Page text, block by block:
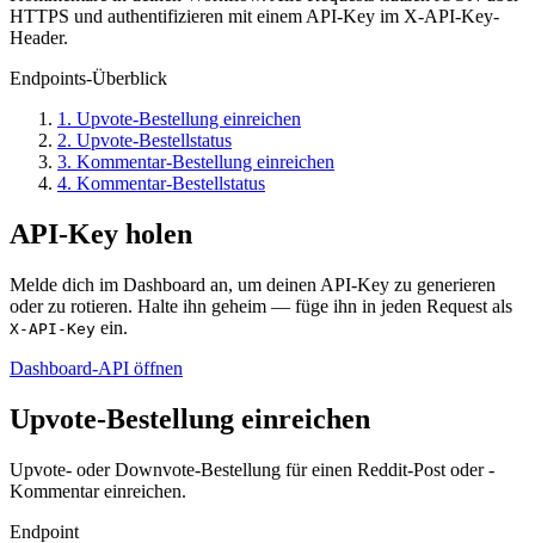
HTTPS und authentifizieren mit einem API-Key im X-API-Key-
Header.
Endpoints-Überblick
1 . Upvote-Bestellung einreichen
2. Upvote-Bestellstatus
3. Kommentar-Bestellung einreichen
4. Kommentar-Bestellstatus
API-Key holen
Melde dich im Dashboard an, um deinen API-Key zu generieren
oder zu rotieren. Halte ihn geheim — füge ihn in jeden Request als
X-API-Key ein.
Dashboard-API öffnen
Upvote-Bestellung einreichen
Upvote- oder Downvote-Bestellung für einen Reddit-Post oder -
Kommentar einreichen.
Endpoint